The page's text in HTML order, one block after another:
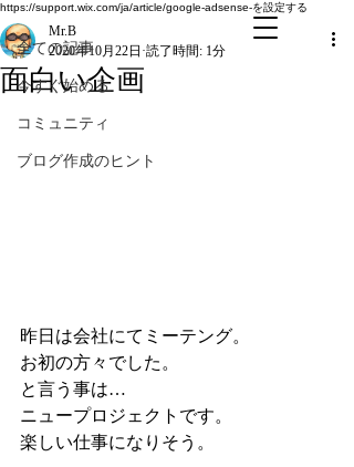
https://support.wix.com/ja/article/google-adsense-を設定する
全ての記事
今すぐ始める
コミュニティ
ブログ作成のヒント
面白い企画
Mr.B
2020年10月22日 読了時間: 1分
昨日は会社にてミーテング。
お初の方々でした。
と言う事は…
ニュープロジェクトです。
楽しい仕事になりそう。